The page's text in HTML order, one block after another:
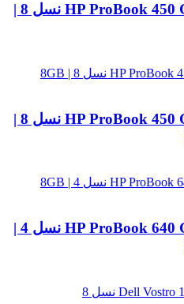
لپ تاپ استوک HP ProBook 450 G6 Core i5 نسل 8 |
لپ تاپ استوک HP ProBook 450 G6 Core i3 نسل 8 |
لپ تاپ استوک HP ProBook 640 G1 Core i5 نسل 4 |